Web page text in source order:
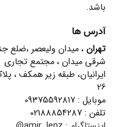
باشد.
آدرس ها
تهران ، میدان ولیعصر ،ضلع
شرقی میدان ، مجتمع تجاری
ایرانیان، طبقه زیر همکف ،
26
موبایل : 09375592817
تلفن : 02188854287